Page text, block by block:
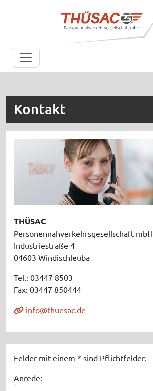
Kontakt
THÜSAC
Personennahverkehrsgesellschaft mbH
Industriestraße 4
04603 Windischleuba
Tel.: 03447 8503
Fax: 03447 850444
info@thuesac.de
Felder mit einem * sind Pflichtfelder.
Anrede: